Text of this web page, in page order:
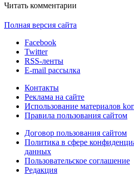
Читать комментарии
Полная версия сайта
Facebook
Twitter
RSS-ленты
E-mail рассылка
Контакты
Реклама на сайте
Использование материалов
Правила пользования сайтом
Договор пользования сайтом
Политика в сфере
данных
Пользовательское соглашение
Редакция